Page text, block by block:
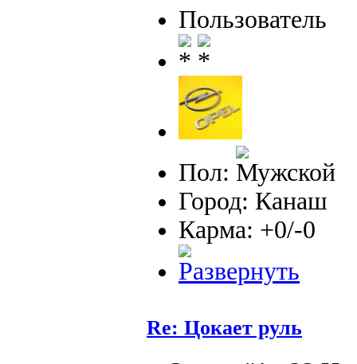
Пользователь
Пол:
Город: Канаш
Карма: +0/-0
Re: Цокает руль